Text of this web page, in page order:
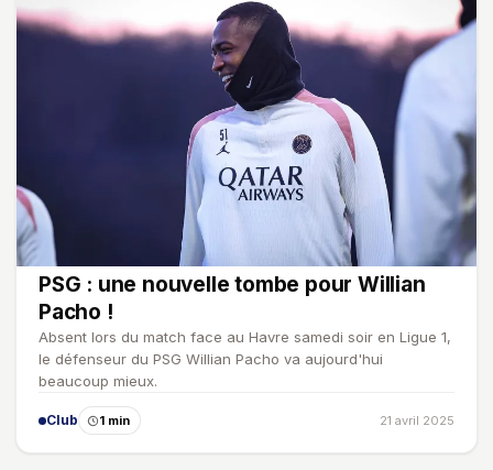
PSG : une nouvelle tombe pour Willian
Pacho !
Absent lors du match face au Havre samedi soir en Ligue 1,
le défenseur du PSG Willian Pacho va aujourd'hui
beaucoup mieux.
Club 1 min 21 avril 2025